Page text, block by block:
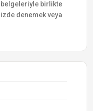
belgeleriyle birlikte
denemek veya